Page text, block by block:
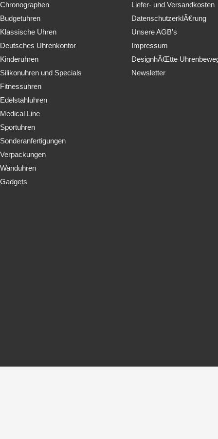
Chronographen
Budgetuhren
Klassische Uhren
Deutsches Uhrenkontor
Kinderuhren
Silikonuhren und Specials
Fitnessuhren
Edelstahluhren
Medical Line
Sportuhren
Sonderanfertigungen
Verpackungen
Wanduhren
Gadgets
Liefer- und Versandkosten
DatenschutzerklÃ€rung
Unsere AGB's
Impressum
DesignhÃŒtte
Newsletter